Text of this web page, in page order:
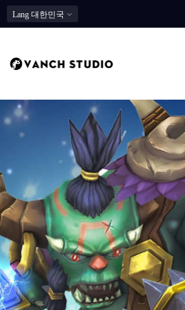
Lang 대한민국